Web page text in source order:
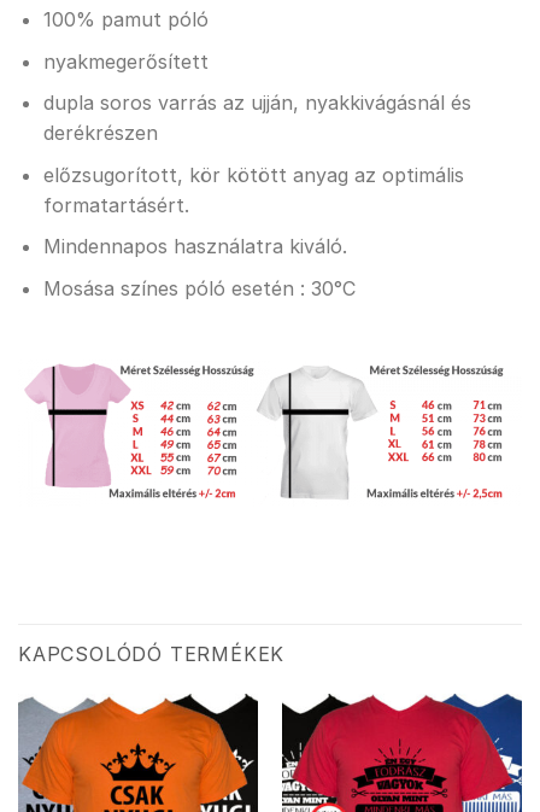
100% pamut póló
nyakmegerősített
dupla soros varrás az ujján, nyakkivágásnál és
derékrészen
előzsugorított, kör kötött anyag az optimális
formatartásért.
Mindennapos használatra kiváló.
Mosása színes póló esetén : 30°C
KAPCSOLÓDÓ TERMÉKEK